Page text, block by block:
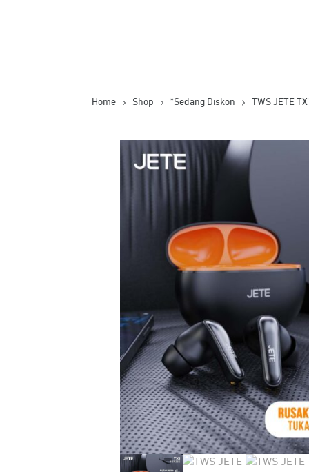
Home Shop *Sedang Diskon TWS JETE TX1